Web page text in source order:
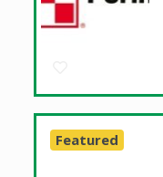
Featured